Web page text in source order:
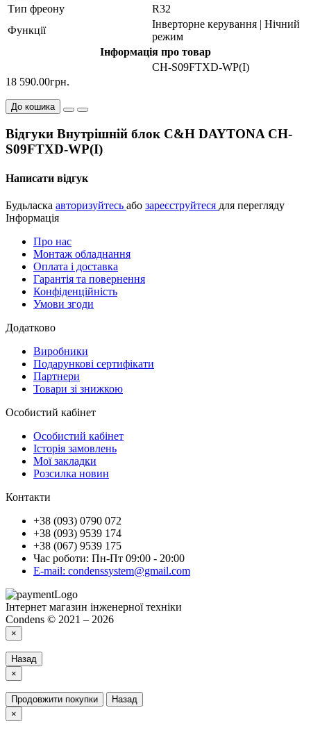
Тип фреону
R32
Функції
Інверторне керування | Нічний
режим
Інформація про товар
CH-S09FTXD-WP(I)
18 590.00грн.
До кошика
Відгуки Внутрішній блок C&H DAYTONA CH-
S09FTXD-WP(I)
Написати відгук
Будьласка авторизуйтесь або зареєструйтеся для перегляду
Інформація
Про нас
Монтаж обладнання
Оплата і доставка
Гарантія та повернення
Конфіденційність
Умови згоди
Додатково
Виробники
Подарункові сертифікати
Партнери
Товари зі знижкою
Особистий кабінет
Особистий кабінет
Історія замовлень
Мої закладки
Розсилка новин
Контакти
+38 (093) 0790 072
+38 (093) 9539 174
+38 (067) 9539 175
Час роботи: Пн-Пт 09:00 - 20:00
E-mail: condenssystem@gmail.com
Інтернет магазин інженерної техніки
Condens © 2021 – 2026
×
Назад
×
Продовжити покупки
Назад
×